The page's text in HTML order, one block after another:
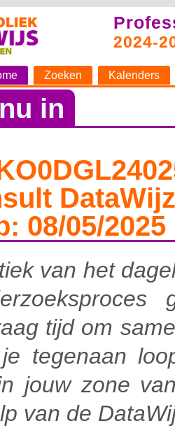
2024-
Zoeken Kalenders
in
08/05/2025
van het
tijd om
tegenaan
jouw zone
van de